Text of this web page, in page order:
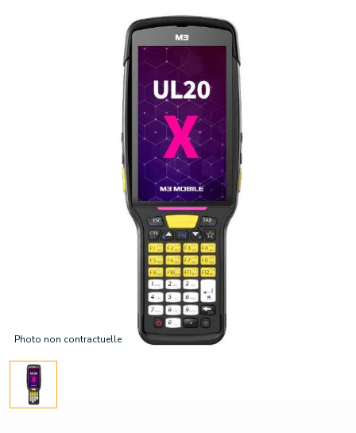
Photo non contractuelle